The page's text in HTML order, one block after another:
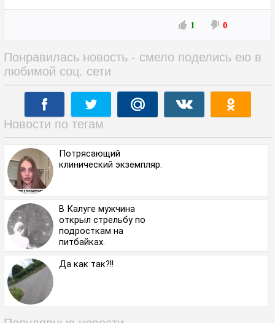
1 0
Понравилась новость - смело поделись ею в
любимой соц. сети
Новости по тегам
Потрясающий
клинический экземпляр.
В Калуге мужчина
открыл стрельбу по
подросткам на
питбайках.
Да как так?!!